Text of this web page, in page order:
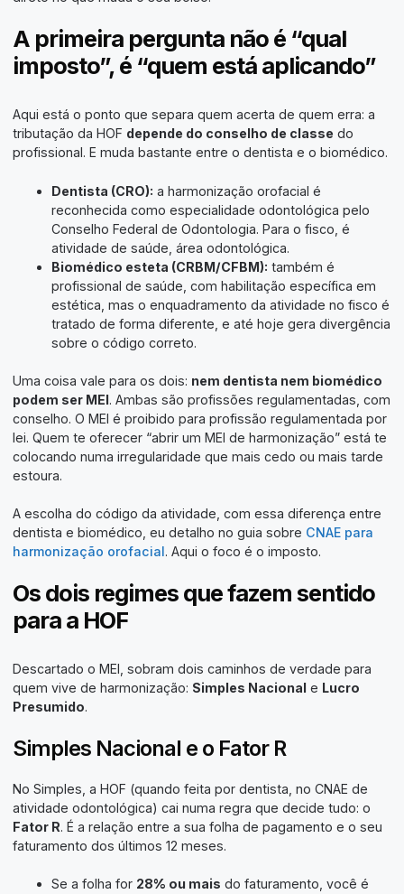
A primeira pergunta não é “qual
imposto”, é “quem está aplicando”
Aqui está o ponto que separa quem acerta de quem erra: a
tributação da HOF depende do conselho de classe do
profissional. E muda bastante entre o dentista e o biomédico.
Dentista (CRO): a harmonização orofacial é
reconhecida como especialidade odontológica pelo
Conselho Federal de Odontologia. Para o fisco, é
atividade de saúde, área odontológica.
Biomédico esteta (CRBM/CFBM): também é
profissional de saúde, com habilitação específica em
estética, mas o enquadramento da atividade no fisco é
tratado de forma diferente, e até hoje gera divergência
sobre o código correto.
Uma coisa vale para os dois: nem dentista nem biomédico
podem ser MEI. Ambas são profissões regulamentadas, com
conselho. O MEI é proibido para profissão regulamentada por
lei. Quem te oferecer “abrir um MEI de harmonização” está te
colocando numa irregularidade que mais cedo ou mais tarde
estoura.
A escolha do código da atividade, com essa diferença entre
dentista e biomédico, eu detalho no guia sobre CNAE para
harmonização orofacial. Aqui o foco é o imposto.
Os dois regimes que fazem sentido
para a HOF
Descartado o MEI, sobram dois caminhos de verdade para
quem vive de harmonização: Simples Nacional e Lucro
Presumido.
Simples Nacional e o Fator R
No Simples, a HOF (quando feita por dentista, no CNAE de
atividade odontológica) cai numa regra que decide tudo: o
Fator R. É a relação entre a sua folha de pagamento e o seu
faturamento dos últimos 12 meses.
Se a folha for 28% ou mais do faturamento, você é